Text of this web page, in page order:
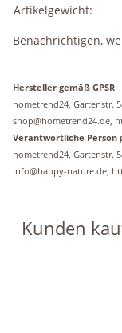
Artikelgewicht:
Benachrichtigen,
Hersteller gemäß GPSR
hometrend24, Gartenstr.
shop@hometrend24.de,
Verantwortliche Person
hometrend24, Gartenstr.
info@happy-nature.de,
Kunden